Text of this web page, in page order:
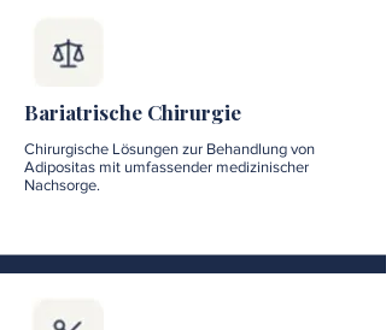
Bariatrische Chirurgie
Chirurgische Lösungen zur Behandlung von
Adipositas mit umfassender medizinischer
Nachsorge.